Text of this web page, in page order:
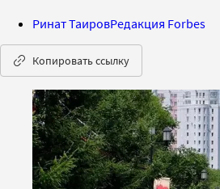
Ринат ТаировРедакция Forbes
Копировать ссылку